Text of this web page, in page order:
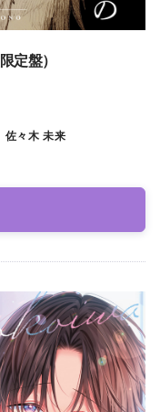
定盤）
佐々木 未来